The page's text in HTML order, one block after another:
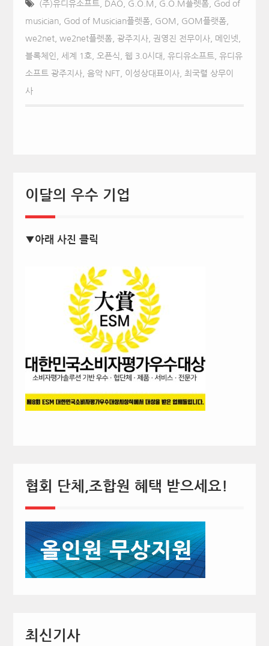
(주)유디유소프트, DAO G.O.M G.O.M플렛폼, God of
musician, God of Musician플렛폼, GOM GOM플랫폼,
we2net, we2net플렛폼, 광주지사, 권영진 전무이사, 메인넷
블록체인 세계 1호, 오픈식 웹 3.0시대 유디유소프트, 유디유
소프트 광주지사, 음악 NFT, 이성상대표이사, 최국렬 상무이
사
이달의 우수 기업
▼아래 사진 클릭
협회 단체,조합원 혜택 받으세요!
최신기사